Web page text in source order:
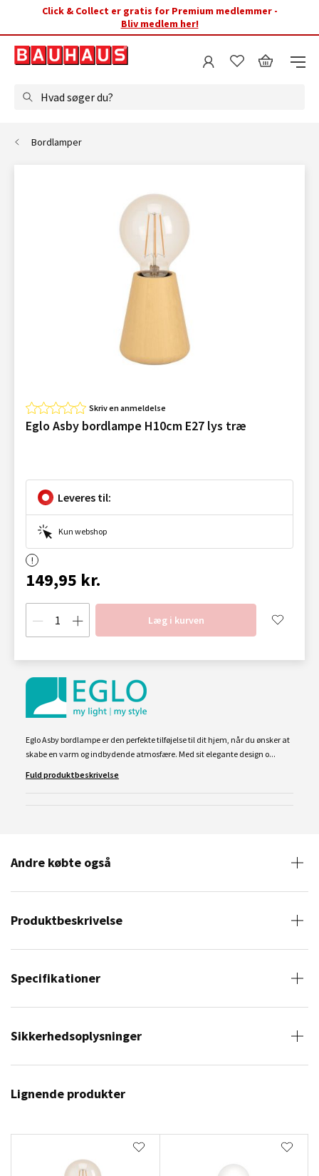
Click & Collect er gratis for Premium medlemmer -
Bliv medlem her!
Hvad søger du?
Bordlamper
Skriv en anmeldelse
Eglo Asby bordlampe H10cm E27 lys træ
Leveres til:
Kun webshop
149,95 kr.
Læg i kurven
Eglo Asby bordlampe er den perfekte tilføjelse til dit hjem, når du ønsker at
skabe en varm og indbydende atmosfære. Med sit elegante design o...
Fuld produktbeskrivelse
Andre købte også
Produktbeskrivelse
Specifikationer
Sikkerhedsoplysninger
Lignende produkter